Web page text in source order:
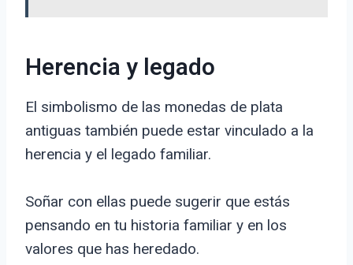
Herencia y legado
El simbolismo de las monedas de plata
antiguas también puede estar vinculado a la
herencia y el legado familiar.
Soñar con ellas puede sugerir que estás
pensando en tu historia familiar y en los
valores que has heredado.